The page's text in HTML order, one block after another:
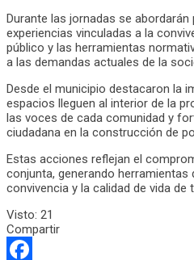
Durante las jornadas se
experiencias vinculadas a la
público y las herramientas
a las demandas actuales de la
Desde el municipio destacaron la
espacios lleguen al interior de la
las voces de cada comunidad y
ciudadana en la construcción de
Estas acciones reflejan el
conjunta, generando herramientas
convivencia y la calidad de vida de
Visto: 21
Compartir